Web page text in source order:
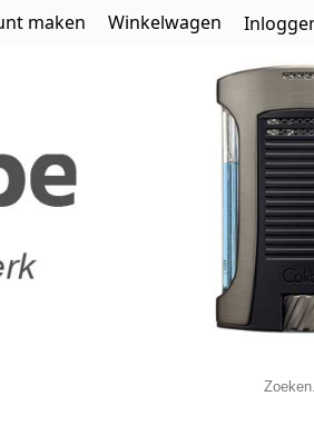
maken Winkelwagen